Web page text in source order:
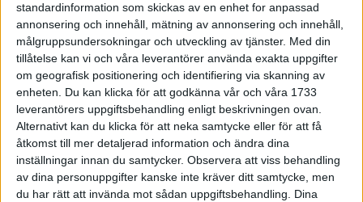
standardinformation som skickas av en enhet for anpassad
annonsering och innehåll, mätning av annonsering och innehåll,
målgruppsundersokningar och utveckling av tjänster. Med din
tillåtelse kan vi och våra leverantörer använda exakta uppgifter
om geografisk positionering och identifiering via skanning av
enheten. Du kan klicka för att godkänna vår och våra 1733
leverantörers uppgiftsbehandling enligt beskrivningen ovan.
Alternativt kan du klicka för att neka samtycke eller för att få
åtkomst till mer detaljerad information och ändra dina
inställningar innan du samtycker. Observera att viss behandling
av dina personuppgifter kanske inte kräver ditt samtycke, men
du har rätt att invända mot sådan uppgiftsbehandling. Dina
28 jun 1998
Maratonlöparna bäst i Trosa
I år fick Andervang kransen
27 jun 1998
Intresset ökar för Lidingöloppet
26 jun 1998